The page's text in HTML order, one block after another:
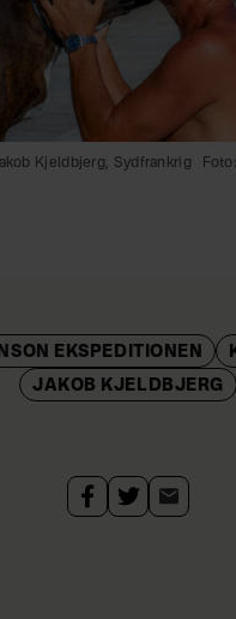
Kjeldbjerg, Sydfrankrig
EKSPEDITIONEN
JAKOB KJELDBJERG